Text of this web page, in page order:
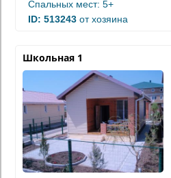
Спальных мест: 5+
ID: 513243 от хозяина
Школьная 1